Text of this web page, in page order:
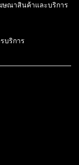
ษณาสินค้าและบริการ
บริการ